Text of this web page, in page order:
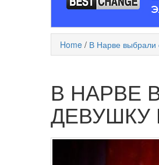
Home / В Нарве выбрали
В НАРВЕ
ДЕВУШКУ